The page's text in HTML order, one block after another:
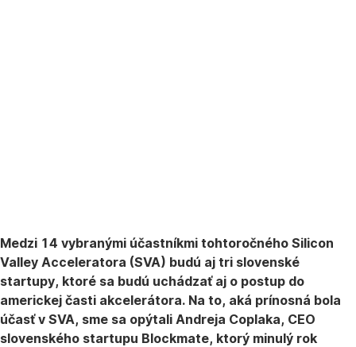
Medzi 14 vybranými účastníkmi tohtoročného Silicon
Valley Acceleratora (SVA) budú aj tri slovenské
startupy, ktoré sa budú uchádzať aj o postup do
americkej časti akcelerátora. Na to, aká prínosná bola
účasť v SVA, sme sa opýtali Andreja Coplaka, CEO
slovenského startupu Blockmate, ktorý minulý rok